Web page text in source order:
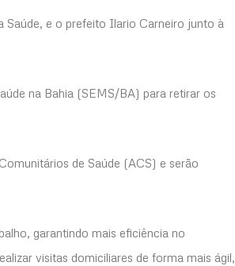
e o prefeito Ilario Carneiro junto à
na Bahia (SEMS/BA) para retirar os
de Saúde (ACS) e serão
garantindo mais eficiência no
visitas domiciliares de forma mais ágil,